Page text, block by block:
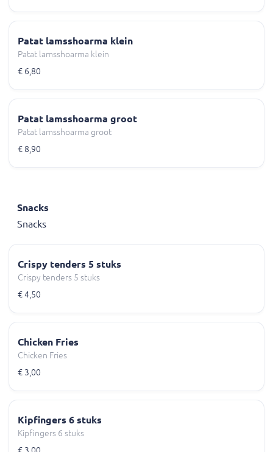
Patat lamsshoarma klein
Patat lamsshoarma klein
€ 6,80
Patat lamsshoarma groot
Patat lamsshoarma groot
€ 8,90
Snacks
Snacks
Crispy tenders 5 stuks
Crispy tenders 5 stuks
€ 4,50
Chicken Fries
Chicken Fries
€ 3,00
Kipfingers 6 stuks
Kipfingers 6 stuks